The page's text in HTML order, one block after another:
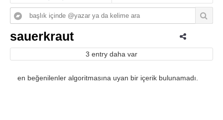
sauerkraut
3 entry daha var
en beğenilenler algoritmasına uyan bir içerik bulunamadı.